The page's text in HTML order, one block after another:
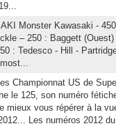
Monster Kawasaki -
– 250 : Baggett
: Tedesco - Hill -
Championnat US de
le 125, son numéro
mieux vous répérer à la
Les numéros 2012